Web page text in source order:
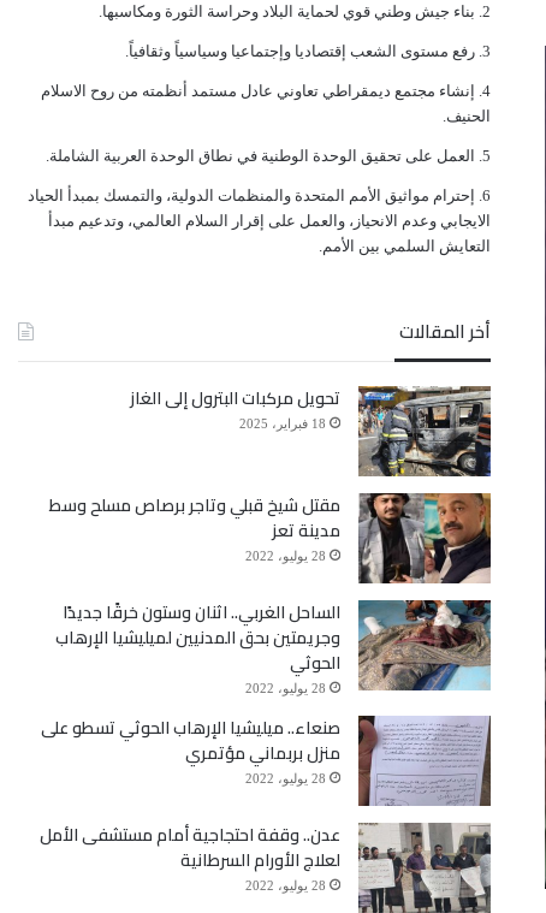
ﺑﻨﺎﺀ ﺟﻴﺶ ﻭﻃﻨﻲ ﻗﻮﻱ ﻟﺤﻤﺎﻳﺔ ﺍﻟﺒﻼﺩ ﻭﺣﺮﺍﺳﺔ ﺍﻟﺜﻮﺭﺓ ﻭﻣﻜﺎﺳﺒﻬﺎ.
ﺭﻓﻊ ﻣﺴﺘﻮﻯ ﺍﻟﺸﻌﺐ ﺇﻗﺘﺼﺎﺩﻳﺎ ﻭﺇﺟﺘﻤﺎﻋﻴﺎ ﻭﺳﻴﺎﺳﻴﺎً ﻭﺛﻘﺎﻓﻴﺎً.
ﺇﻧﺸﺎﺀ ﻣﺠﺘﻤﻊ ﺩﻳﻤﻘﺮﺍﻃﻲ ﺗﻌﺎﻭﻧﻲ ﻋﺎﺩﻝ ﻣﺴﺘﻤﺪ ﺃﻧﻈﻤﺘﻪ ﻣﻦ ﺭﻭﺡ ﺍﻻﺳﻼﻡ
ﺍﻟﺤﻨﻴﻒ.
ﺍﻟﻌﻤﻞ ﻋﻠﻰ ﺗﺤﻘﻴﻖ ﺍﻟﻮﺣﺪﺓ ﺍﻟﻮﻃﻨﻴﺔ ﻓﻲ ﻧﻄﺎﻕ ﺍﻟﻮﺣﺪﺓ ﺍﻟﻌﺮﺑﻴﺔ ﺍﻟﺸﺎﻣﻠﺔ.
ﺇﺣﺘﺮﺍﻡ ﻣﻮﺍﺛﻴﻖ الأﻣﻢ ﺍﻟﻤﺘﺤﺪﺓ ﻭﺍﻟﻤﻨﻈﻤﺎﺕ ﺍﻟﺪﻭﻟﻴﺔ، ﻭﺍﻟﺘﻤﺴﻚ ﺑﻤﺒﺪﺃ ﺍﻟﺤﻴﺎﺩ
ﺍﻻﻳﺠﺎﺑﻲ ﻭﻋﺪﻡ ﺍﻻﻧﺤﻴﺎﺯ، ﻭﺍﻟﻌﻤﻞ ﻋﻠﻰ ﺇﻗﺮﺍﺭ ﺍﻟﺴﻼﻡ ﺍﻟﻌﺎﻟﻤﻲ، ﻭﺗﺪﻋﻴﻢ ﻣﺒﺪﺃ
ﺍﻟﺘﻌﺎﻳﺶ ﺍﻟﺴﻠﻤﻲ ﺑﻴﻦ ﺍﻷﻣﻢ.
أخر المقالات
تحويل مركبات البترول إلى الغاز
18 فبراير، 2025
مقتل شيخ قبلي وتاجر برصاص مسلح وسط
مدينة تعز
28 يوليو، 2022
الساحل الغربي.. اثنان وستون خرقًا جديدًا
وجريمتين بحق المدنيين لميليشيا الإرهاب
الحوثي
28 يوليو، 2022
صنعاء.. ميليشيا الإرهاب الحوثي تسطو على
منزل بربماني مؤتمري
28 يوليو، 2022
عدن.. وقفة احتجاجية أمام مستشفى الأمل
لعلاج الأورام السرطانية
28 يوليو، 2022